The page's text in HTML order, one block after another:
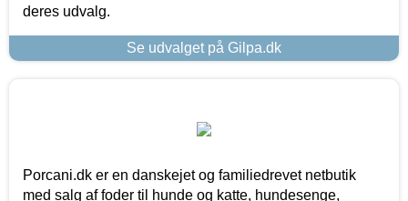
deres udvalg.
Se udvalget på Gilpa.dk
Porcani.dk er en danskejet og familiedrevet netbutik
med salg af foder til hunde og katte, hundesenge,